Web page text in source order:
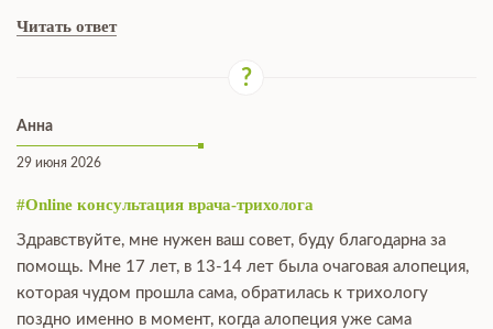
Читать ответ
Анна
29 июня 2026
#Online консультация врача-трихолога
Здравствуйте, мне нужен ваш совет, буду благодарна за
помощь. Мне 17 лет, в 13-14 лет была очаговая алопеция,
которая чудом прошла сама, обратилась к трихологу
поздно именно в момент, когда алопеция уже сама